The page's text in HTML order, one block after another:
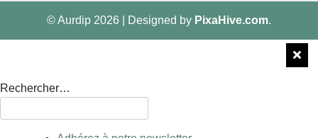
© Aurdip 2026 Designed by PixaHive.com.
Rechercher…